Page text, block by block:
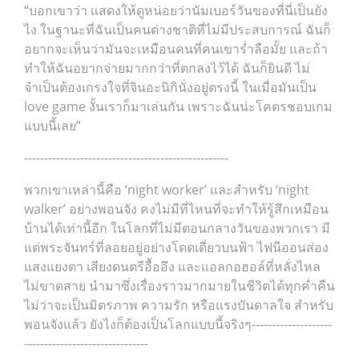
“บอกเขาว่า แสดงให้ดูหน่อยว่านัมเบอร์วันของที่นี่เป็นยัง
ไง ในฐานะที่ฉันเป็นคนต่างชาติที่ไม่มีประสบการณ์ ฉันก็
อยากจะเห็นว่ามันจะเหมือนคนที่คนเขาร่ำลือมั้ย และถ้า
ทำให้ฉันอยากจ่ายมากกว่าที่ตกลงไว้ได้ ฉันก็ยินดี ไม่
จำเป็นต้องเกรงใจที่จินอะนิกินั่งอยู่ตรงนี้ ในเมื่อมันเป็น
love game งั้นเราก็มาเล่นกัน เพราะฉันน่ะโคตรชอบเกม
แบบนี้เลย”
---------------------------------------------------
พวกเขาเหล่านี้คือ ‘night worker’ และสำหรับ ‘night
walker’ อย่างพอนจัง คงไม่มีที่ไหนที่จะทำให้รู้สึกเหมือน
บ้านได้เท่านี้อีก ในโลกที่ไม่มีตอนกลางวันของพวกเรา มี
แต่พระจันทร์ที่ลอยอยู่อย่างโดดเดี่ยวบนฟ้า ไฟนีออนส่อง
แสงแยงตา เสียงดนตรีอื้ออึง และแอลกอฮอล์ที่หลั่งไหล
ไม่ขาดสาย นำมาซึ่งเรื่องราวมากมายในชีวิตได้ทุกค่ำคืน
ไม่ว่าจะเป็นมิตรภาพ ความรัก หรือแรงบันดาลใจ สำหรับ
พอนจังแล้ว ยังไงก็ต้องเป็นโลกแบบนี้จริงๆ--------------------
-------------------------------